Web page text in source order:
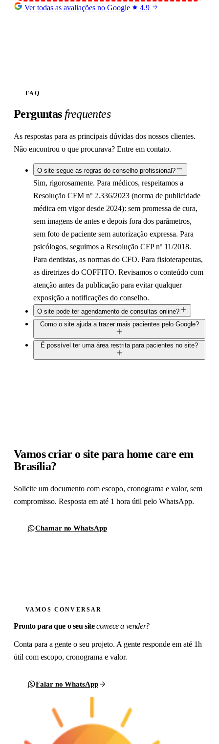
Ver todas as avaliações no Google 4.9
FAQ
Perguntas frequentes
As respostas para as principais dúvidas dos nossos clientes.
Não encontrou o que procurava? Entre em contato.
O site segue as regras do conselho profissional?
Sim, rigorosamente. Para médicos, respeitamos a
Resolução CFM nº 2.336/2023 (norma de publicidade
médica em vigor desde 2024): sem promessa de cura,
sem imagens de antes e depois fora dos parâmetros,
sem foto de paciente sem autorização expressa. Para
psicólogos, seguimos a Resolução CFP nº 11/2018.
Para dentistas, as normas do CFO. Para fisioterapeutas,
as diretrizes do COFFITO. Revisamos o conteúdo com
atenção antes da publicação para evitar qualquer
exposição a notificações do conselho.
O site pode ter agendamento de consultas online?
Como o site ajuda a trazer mais pacientes pelo Google?
É possível ter uma área restrita para pacientes no site?
Vamos criar o site para home care em
Brasília?
Solicite um documento com escopo, cronograma e valor, sem
compromisso. Resposta em até 1 hora útil pelo WhatsApp.
Chamar no WhatsApp
VAMOS CONVERSAR
Pronto para que o seu sitecomece a vender?
Conta para a gente o seu projeto. A gente responde em até 1h
útil com escopo, cronograma e valor.
Falar no WhatsApp